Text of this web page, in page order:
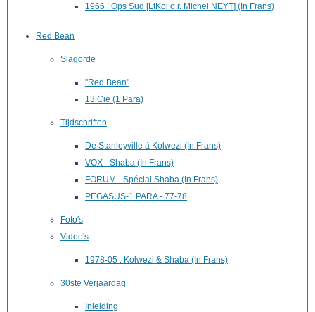
1966 : Ops Sud [LtKol o.r. Michel NEYT] (In Frans)
Red Bean
Slagorde
"Red Bean"
13 Cie (1 Para)
Tijdschriften
De Stanleyville à Kolwezi (In Frans)
VOX - Shaba (In Frans)
FORUM - Spécial Shaba (In Frans)
PEGASUS-1 PARA - 77-78
Foto's
Video's
1978-05 : Kolwezi & Shaba (In Frans)
30ste Verjaardag
Inleiding